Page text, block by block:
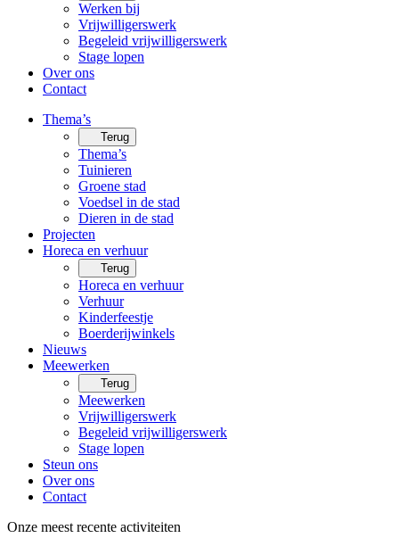
Werken bij
Vrijwilligerswerk
Begeleid vrijwilligerswerk
Stage lopen
Over ons
Contact
Thema’s
Terug
Thema’s
Tuinieren
Groene stad
Voedsel in de stad
Dieren in de stad
Projecten
Horeca en verhuur
Terug
Horeca en verhuur
Verhuur
Kinderfeestje
Boerderijwinkels
Nieuws
Meewerken
Terug
Meewerken
Vrijwilligerswerk
Begeleid vrijwilligerswerk
Stage lopen
Steun ons
Over ons
Contact
Onze meest recente activiteiten